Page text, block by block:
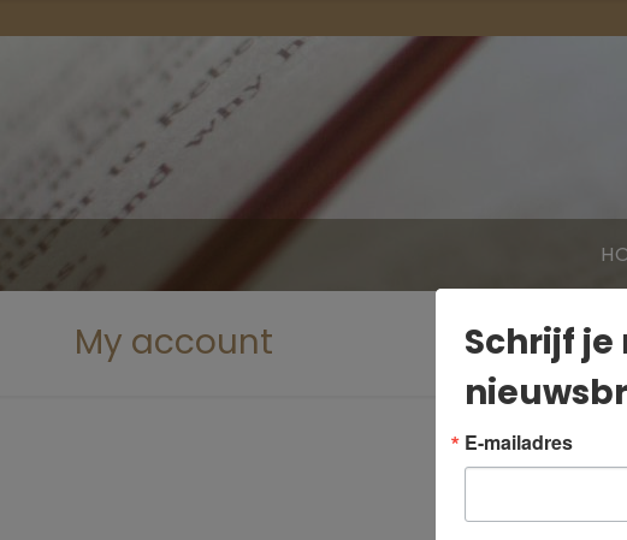
My account
Schrijf je
E-mailadres